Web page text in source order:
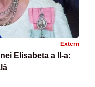
Extern
Elisabeta a II-a: